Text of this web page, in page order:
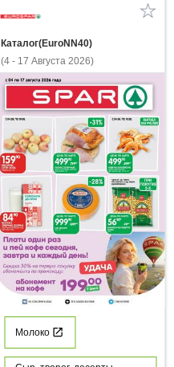
Каталог(EuroNN40)
(4 - 17 Августа 2026)
Молоко